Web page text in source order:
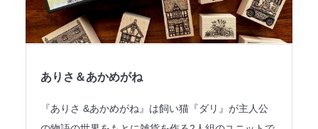
レポート
SHARE ME!
ありさ＆あかめがね
『ありさ &あかめがね』は飼い猫『ダリ』が主人公